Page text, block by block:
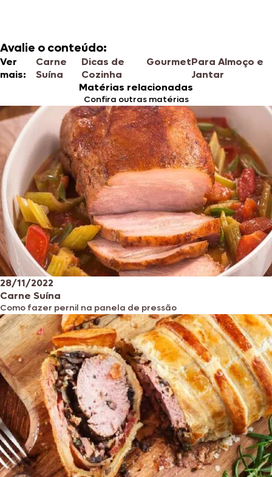
Avalie o conteúdo:
Ver
mais:
Carne
Suína
Dicas de
Cozinha
GourmetPara Almoço e
Jantar
Matérias relacionadas
Confira outras matérias
28/11/2022
Carne Suína
Como fazer pernil na panela de pressão